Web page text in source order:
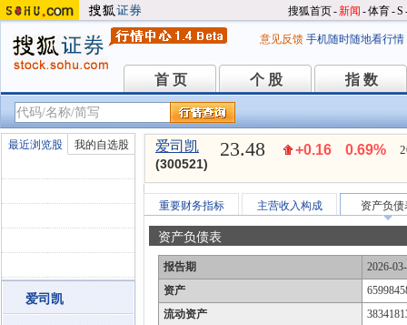
搜狐首页-新闻 -体育-S
意见反馈 手机随时随地看行情
首 页
首 页 个 股
个 股 指 数
指 数
最近浏览股 我的自选股
爱司凯
爱司凯
(300521)
23.48 +0.16 0.69%
重要财务指标 主营收入构成 资产负债
资产负债表
报告期
2026-
资产
流动资产